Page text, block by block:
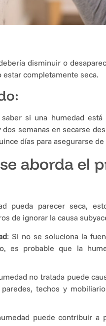
disminuir o
estar completamente seca.
si una humedad
semanas en secarse
días para asegurarse
aborda el
pueda parecer seca,
de ignorar la causa
: Si no se soluciona la
es probable que la
no tratada puede
techos y
puede contribuir a